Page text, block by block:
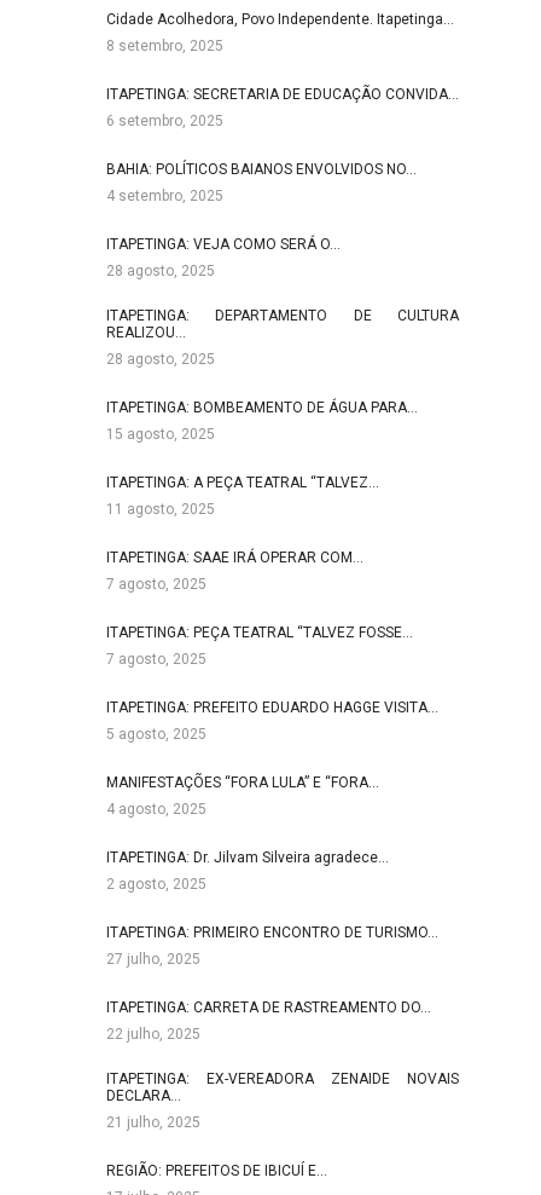
Cidade Acolhedora, Povo Independente. Itapetinga…
8 setembro, 2025
ITAPETINGA: SECRETARIA DE EDUCAÇÃO CONVIDA…
6 setembro, 2025
BAHIA: POLÍTICOS BAIANOS ENVOLVIDOS NO…
4 setembro, 2025
ITAPETINGA: VEJA COMO SERÁ O…
28 agosto, 2025
ITAPETINGA: DEPARTAMENTO DE CULTURA
REALIZOU…
28 agosto, 2025
ITAPETINGA: BOMBEAMENTO DE ÁGUA PARA…
15 agosto, 2025
ITAPETINGA: A PEÇA TEATRAL “TALVEZ…
11 agosto, 2025
ITAPETINGA: SAAE IRÁ OPERAR COM…
7 agosto, 2025
ITAPETINGA: PEÇA TEATRAL “TALVEZ FOSSE…
7 agosto, 2025
ITAPETINGA: PREFEITO EDUARDO HAGGE VISITA…
5 agosto, 2025
MANIFESTAÇÕES “FORA LULA” E “FORA…
4 agosto, 2025
ITAPETINGA: Dr. Jilvam Silveira agradece…
2 agosto, 2025
ITAPETINGA: PRIMEIRO ENCONTRO DE TURISMO…
27 julho, 2025
ITAPETINGA: CARRETA DE RASTREAMENTO DO…
22 julho, 2025
ITAPETINGA: EX-VEREADORA ZENAIDE NOVAIS
DECLARA…
21 julho, 2025
REGIÃO: PREFEITOS DE IBICUÍ E…